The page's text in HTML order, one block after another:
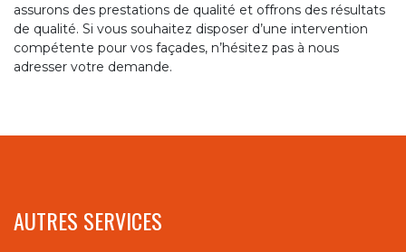
assurons des prestations de qualité et offrons des résultats
de qualité. Si vous souhaitez disposer d’une intervention
compétente pour vos façades, n’hésitez pas à nous
adresser votre demande.
AUTRES SERVICES